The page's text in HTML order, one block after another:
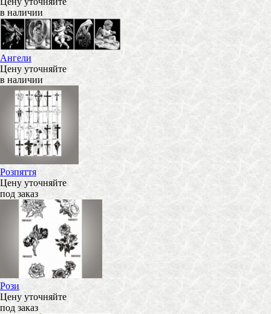
в наличии
Ангели
Цену уточняйте
в наличии
Розпяття
Цену уточняйте
под заказ
Рози
Цену уточняйте
под заказ